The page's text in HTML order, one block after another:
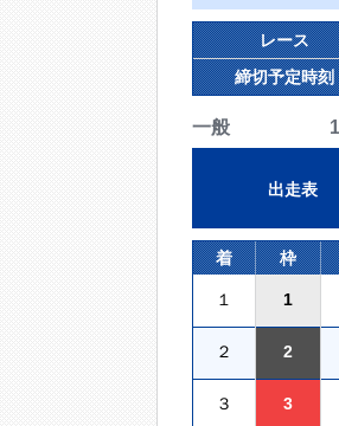
レース
締切予定時刻
一般
出走表
着 枠
１ 1
２ 2
３ 3